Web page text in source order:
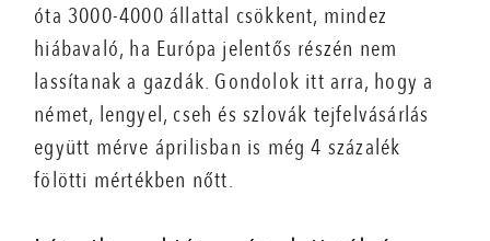
óta 3000-4000 állattal csökkent, mindez
hiábavaló, ha Európa jelentős részén nem
lassítanak a gazdák. Gondolok itt arra, hogy a
német, lengyel, cseh és szlovák tejfelvásárlás
együtt mérve áprilisban is még 4 százalék
fölötti mértékben nőtt.